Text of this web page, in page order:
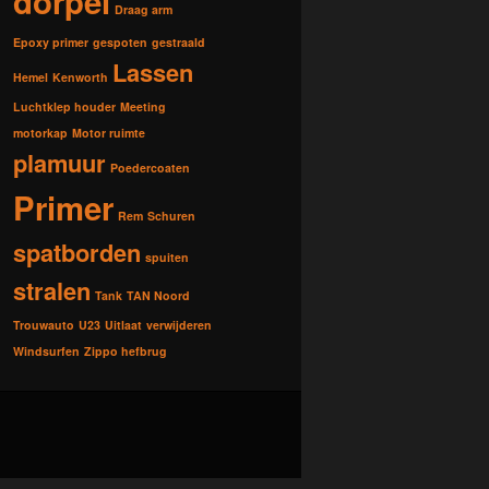
Draag arm
Epoxy primer gespoten gestraald
Hemel Kenworth Lassen
Luchtklep houder Meeting
motorkap Motor ruimte
plamuur Poedercoaten
Primer Rem Schuren
spatborden spuiten
stralen Tank TAN Noord
Trouwauto U23 Uitlaat verwijderen
Windsurfen Zippo hefbrug